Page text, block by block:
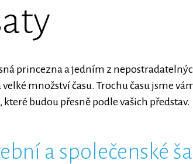
princezna a jedním z
množství času. Trochu času jsme
, které budou přesně podle vašich představ.
a společenské